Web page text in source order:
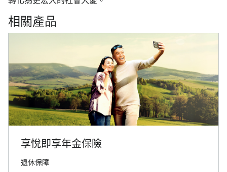
相關產品
享悅即享年金保險
退休保障